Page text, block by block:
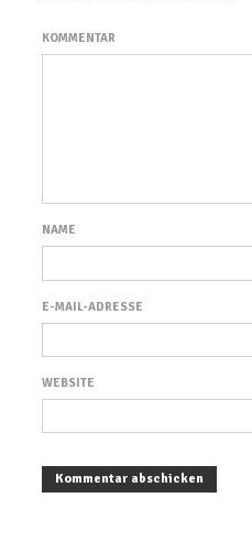
KOMMENTAR
NAME
E-MAIL-ADRESSE
WEBSITE